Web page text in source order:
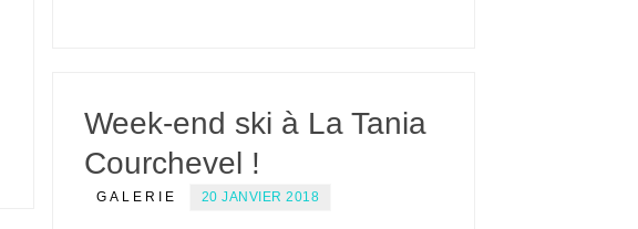
Week-end ski à La Tania
Courchevel !
GALERIE 20 JANVIER 2018